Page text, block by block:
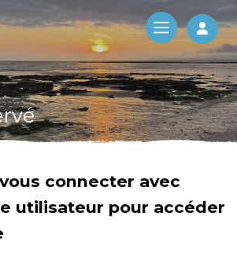
Log
connecter avec
utilisateur pour accéder